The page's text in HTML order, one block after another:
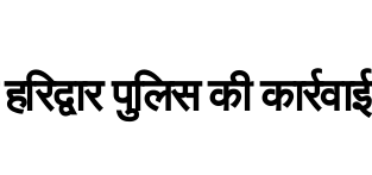
पुलिस की कार्रवाई